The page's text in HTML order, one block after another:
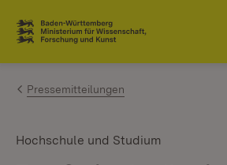
Zum Inhalt springen
Link zur Startseite
Pressemitteilungen
Hochschule und Studium